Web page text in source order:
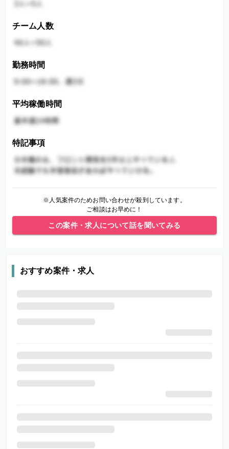
チーム人数
勤務時間
平均稼働時間
特記事項
※人気案件のためお問い合わせが殺到しています。
ご相談はお早めに！
この案件・求人について話を聞いてみる
おすすめ案件・求人